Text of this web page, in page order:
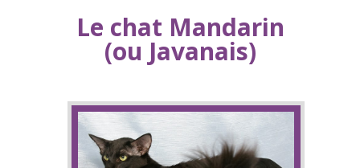
Le chat Mandarin
(ou Javanais)